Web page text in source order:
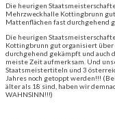
Die heurigen
Mehrzweckhalle Kottingbrunn
Mattenflächen fast durchgehend
Die heurigen
Kottingbrunn gut organisiert
durchgehend gekämpft und auch
meiste Zeit aufmerksam. Und
Staatsmeistertiteln und 3
Jahres noch getoppt werden!!!
älter als 18 sind, haben wir
WAHNSINN!!!)